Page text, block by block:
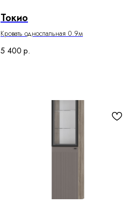
Токио
Кровать односпальная 0.9м
5 400 р.